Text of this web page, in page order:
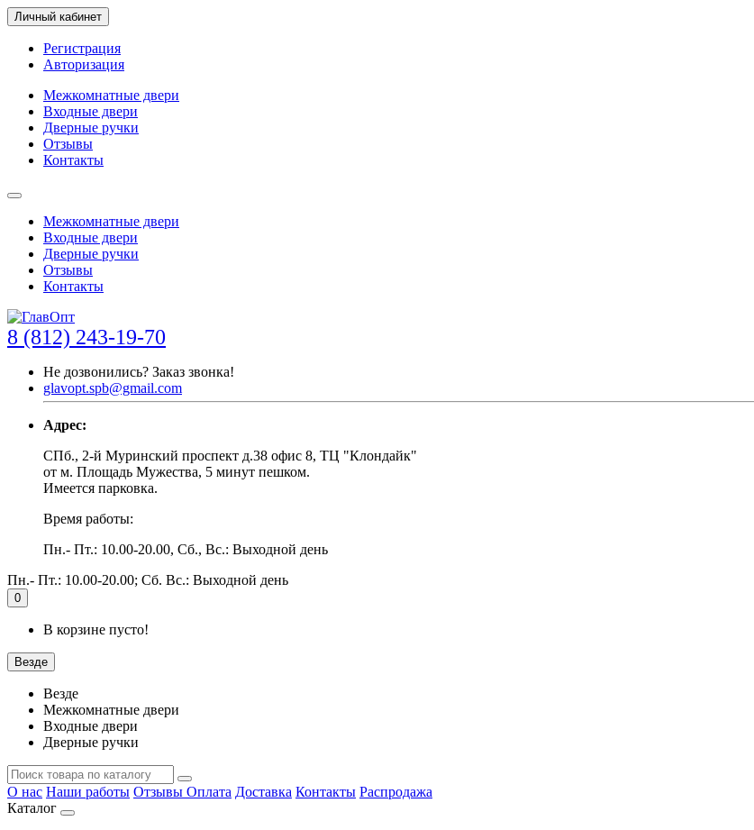
Личный кабинет
Регистрация
Авторизация
Межкомнатные двери
Входные двери
Дверные ручки
Отзывы
Контакты
Межкомнатные двери
Входные двери
Дверные ручки
Отзывы
Контакты
8 (812) 243-19-70
Не дозвонились? Заказ звонка!
glavopt.spb@gmail.com
Адрес:
СПб., 2-й Муринский проспект д.38 офис 8, ТЦ "Клондайк"
от м. Площадь Мужества, 5 минут пешком.
Имеется парковка.
Время работы:
Пн.- Пт.: 10.00-20.00, Сб., Вс.: Выходной день
Пн.- Пт.: 10.00-20.00; Сб. Вс.: Выходной день
0
В корзине пусто!
Везде
Везде
Межкомнатные двери
Входные двери
Дверные ручки
О нас Наши работы Отзывы Оплата Доставка Контакты Распродажа
Каталог